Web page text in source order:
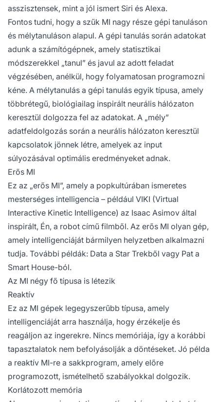
asszisztensek, mint a jól ismert Siri és Alexa.
Fontos tudni, hogy a szűk MI nagy része gépi tanuláson
és mélytanuláson alapul. A gépi tanulás során adatokat
adunk a számítógépnek, amely statisztikai
módszerekkel „tanul” és javul az adott feladat
végzésében, anélkül, hogy folyamatosan programozni
kéne. A mélytanulás a gépi tanulás egyik típusa, amely
többrétegű, biológiailag inspirált neurális hálózaton
keresztül dolgozza fel az adatokat. A „mély”
adatfeldolgozás során a neurális hálózaton keresztül
kapcsolatok jönnek létre, amelyek az input
súlyozásával optimális eredményeket adnak.
Erős MI
Ez az „erős MI”, amely a popkultúrában ismeretes
mesterséges intelligencia – például VIKI (Virtual
Interactive Kinetic Intelligence) az Isaac Asimov által
inspirált, Én, a robot című filmből. Az erős MI olyan gép,
amely intelligenciáját bármilyen helyzetben alkalmazni
tudja. További példák: Data a Star Trekből vagy Pat a
Smart House-ból.
Az MI négy fő típusa is létezik
Reaktív
Ez az MI gépek legegyszerűbb típusa, amely
intelligenciáját arra használja, hogy érzékelje és
reagáljon az ingerekre. Nincs memóriája, így a korábbi
tapasztalatok nem befolyásolják a döntéseket. Jó példa
a reaktív MI-re a sakkprogram, amely előre
programozott, ismételhető szabályokkal dolgozik.
Korlátozott memória